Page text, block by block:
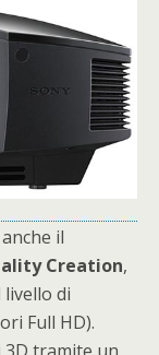
il
Creation,
di
Full HD).